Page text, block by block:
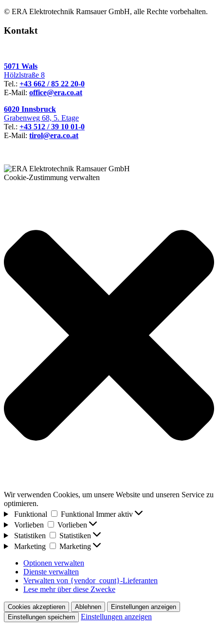
© ERA Elektrotechnik Ramsauer GmbH, alle Rechte vorbehalten.
Kontakt
5071 Wals
Hölzlstraße 8
Tel.: +43 662 / 85 22 20-0
E-Mail: office@era.co.at
6020 Innsbruck
Grabenweg 68, 5. Etage
Tel.: +43 512 / 39 10 01-0
E-Mail: tirol@era.co.at
Cookie-Zustimmung verwalten
Wir verwenden Cookies, um unsere Website und unseren Service zu
optimieren.
Funktional
Funktional Immer aktiv
Vorlieben
Vorlieben
Statistiken
Statistiken
Marketing
Marketing
Optionen verwalten
Dienste verwalten
Verwalten von {vendor_count}-Lieferanten
Lese mehr über diese Zwecke
Cookies akzeptieren Ablehnen
Einstellungen anzeigen
Einstellungen speichern
Einstellungen anzeigen